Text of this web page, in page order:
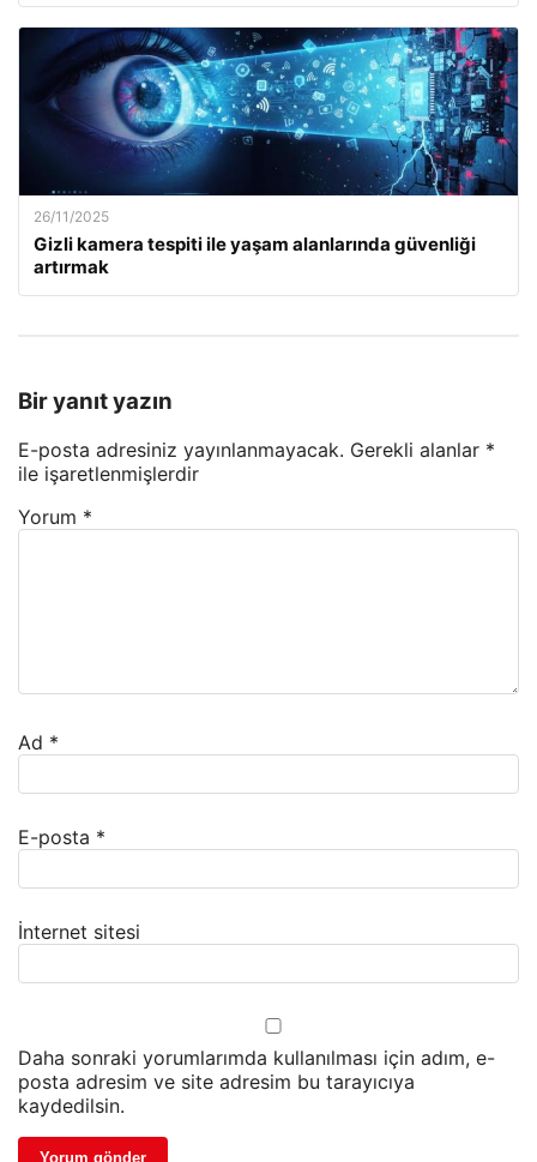
26/11/2025
Gizli kamera tespiti ile yaşam alanlarında güvenliği
artırmak
Bir yanıt yazın
E-posta adresiniz yayınlanmayacak. Gerekli alanlar *
ile işaretlenmişlerdir
Yorum *
Ad *
E-posta *
İnternet sitesi
Daha sonraki yorumlarımda kullanılması için adım, e-
posta adresim ve site adresim bu tarayıcıya
kaydedilsin.